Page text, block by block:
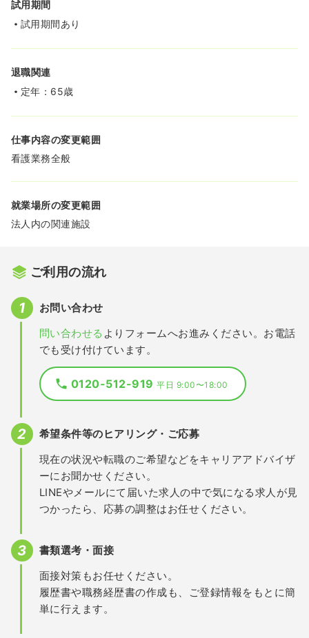
試用期間
試用期間あり
退職関連
定年：65歳
仕事内容の変更範囲
看護業務全般
就業場所の変更範囲
法人内の関連施設
ご利用の流れ
お問い合わせ
問い合わせる よりフォームへお進みください。お電話
でも受け付けています。
0120-512-919平日 9:00〜18:00
希望条件等のヒアリング・ご応募
現在の状況や転職のご希望などをキャリアアドバイザ
ーにお聞かせください。
LINEやメールにて届いた求人の中で気になる求人が見
つかったら、応募の調整はお任せください。
書類選考・面接
面接対策もお任せください。
履歴書や職務経歴書の作成も、ご登録情報をもとに簡
単に行えます。